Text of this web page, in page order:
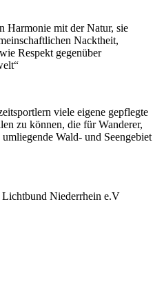
Harmonie mit der Natur, sie
Nacktheit,
Respekt gegenüber
viele eigene gepflegte
zu können, die für Wanderer,
Wald- und Seengebiet
Niederrhein e.V